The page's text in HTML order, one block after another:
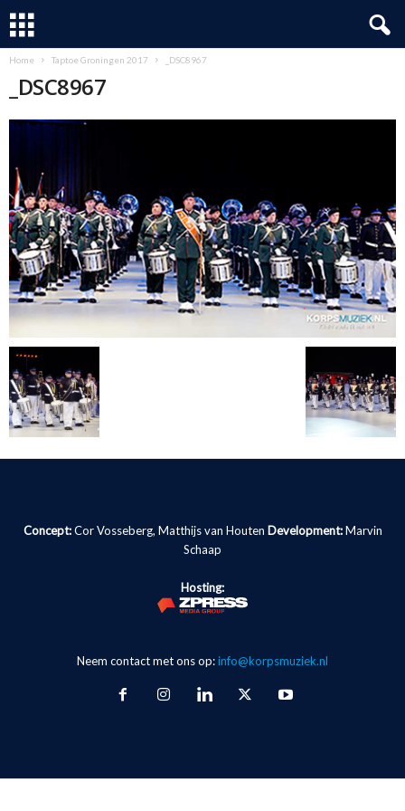
Home Taptoe Groningen 2017 _DSC8967
_DSC8967
Concept:Cor Vosseberg, Matthijs van Houten Development: Marvin
Schaap
Hosting:
Neem contact met ons op:info@korpsmuziek.nl